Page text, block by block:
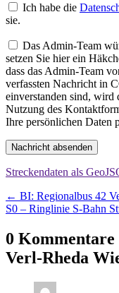
Ich habe die
sie.
Das Admin-Team
setzen Sie hier ein
dass das Admin-Team
verfassten Nachricht in
einverstanden sind, wird
Nutzung des
Ihre persönlichen Daten
Nachricht absenden
Streckendaten als
← BI: Regionalbus 42
S0 – Ringlinie S-Bahn
0 Kommentare
Verl-Rheda